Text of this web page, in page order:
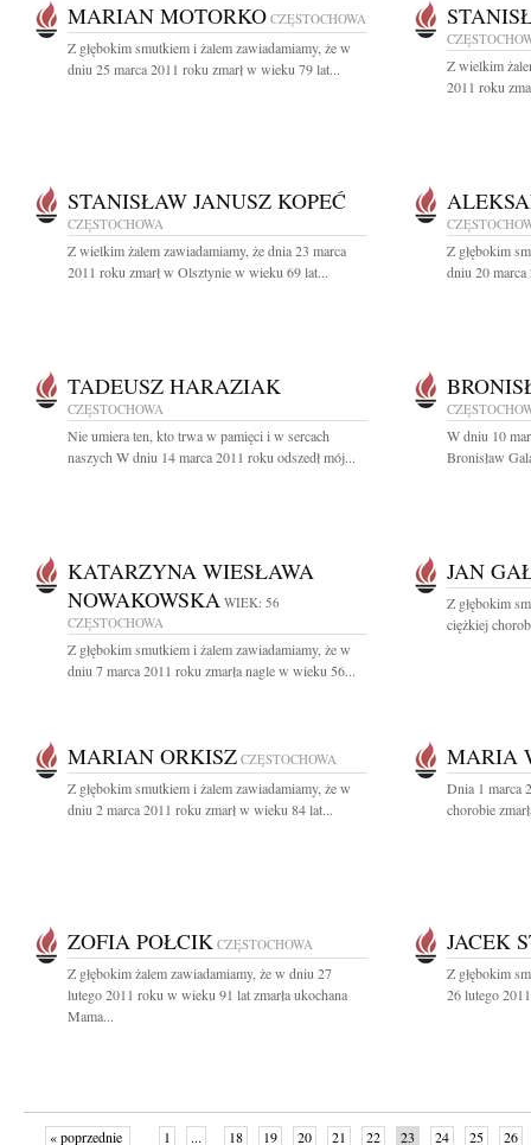
MARIAN MOTORKO CZĘSTOCHOWA
Z głębokim smutkiem i żalem zawiadamiamy, że w
dniu 25 marca 2011 roku zmarł w wieku 79 lat...
Z wielkim
2011 roku
STANISŁAW JANUSZ KOPEĆ
CZĘSTOCHOWA
Z wielkim żalem zawiadamiamy, że dnia 23 marca
2011 roku zmarł w Olsztynie w wieku 69 lat...
Z głębokim
dniu 20
TADEUSZ HARAZIAK
CZĘSTOCHOWA
Nie umiera ten, kto trwa w pamięci i w sercach
naszych W dniu 14 marca 2011 roku odszedł mój...
W dniu 10
Bronisław
KATARZYNA WIESŁAWA
NOWAKOWSKA WIEK: 56
CZĘSTOCHOWA
Z głębokim smutkiem i żalem zawiadamiamy, że w
dniu 7 marca 2011 roku zmarła nagle w wieku 56...
JAN
Z głębokim
ciężkiej
MARIAN ORKISZ CZĘSTOCHOWA
Z głębokim smutkiem i żalem zawiadamiamy, że w
dniu 2 marca 2011 roku zmarł w wieku 84 lat...
MARIA
Dnia 1 marca
chorobie
ZOFIA POŁCIK CZĘSTOCHOWA
Z głębokim żalem zawiadamiamy, że w dniu 27
lutego 2011 roku w wieku 91 lat zmarła ukochana
Mama...
JACEK
Z głębokim
26 lutego
« poprzednie 1 ... 18 19 20 21 22 23 24 25 26